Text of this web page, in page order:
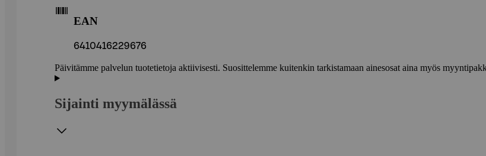
EAN
6410416229676
Päivitämme palvelun tuotetietoja aktiivisesti. Suosittelemme kuitenkin tarkistamaan ainesosat aina myös
Sijainti myymälässä